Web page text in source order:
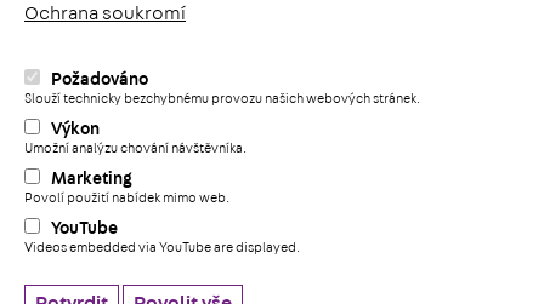
Ochrana soukromí
Požadováno
Slouží technicky bezchybnému provozu našich webových stránek.
Výkon
Umožní analýzu chování návštěvníka.
Marketing
Povolí použití nabídek mimo web.
YouTube
Videos embedded via YouTube are displayed.
LinkedIn
YouTube
Facebook
Všeobecné obchodní podmínky
Ochrana soukromí
nastavení cookies